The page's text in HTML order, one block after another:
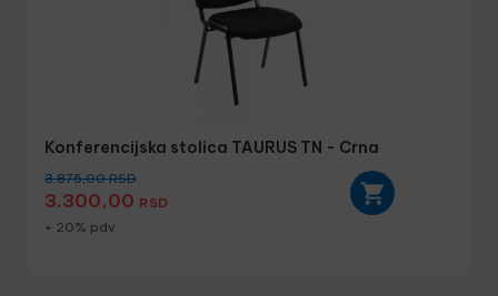
Konferencijska stolica TAURUS TN - Crna
3.875,00RSD
3.300,00 RSD
+ 20% pdv